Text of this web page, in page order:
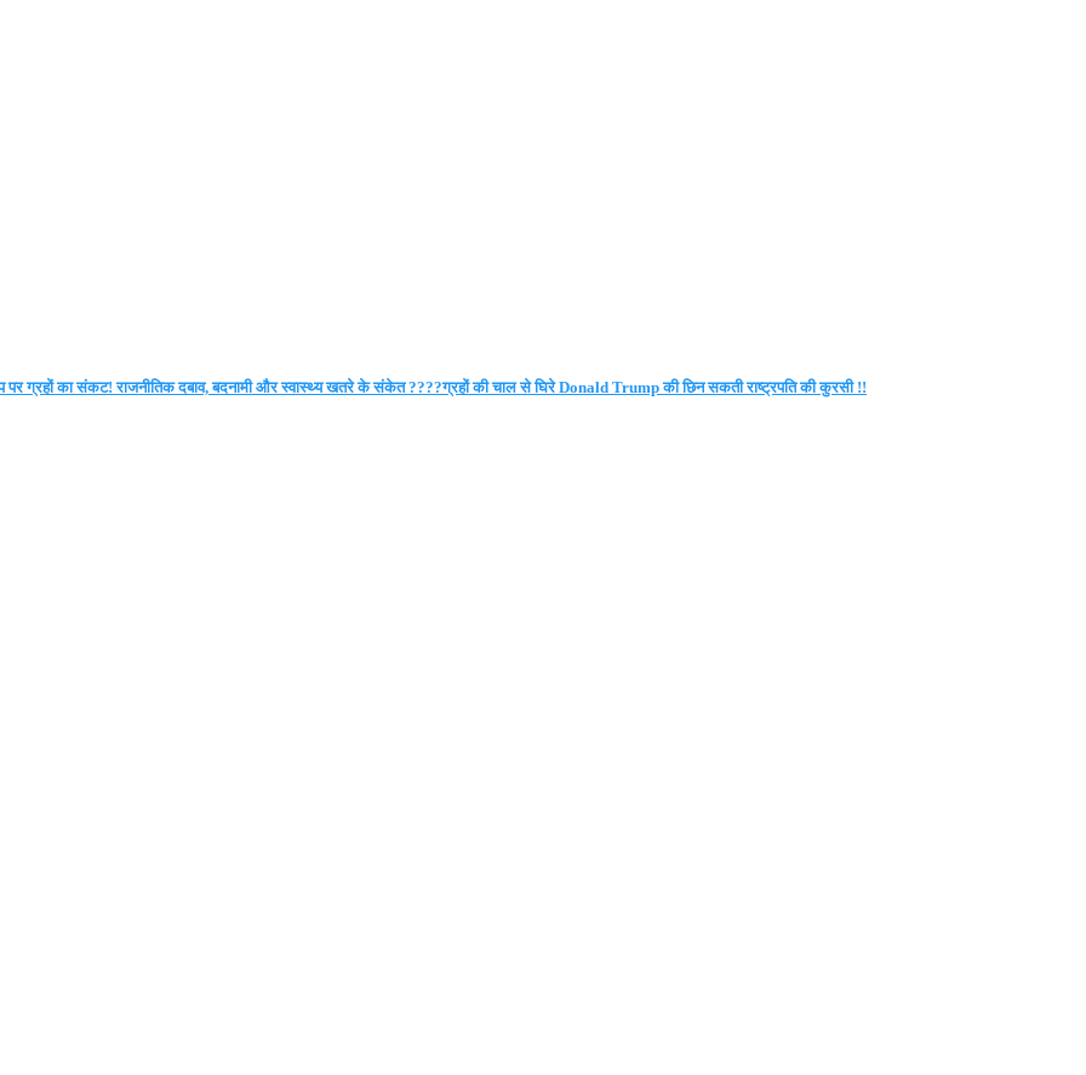
पर ग्रहों का संकट! राजनीतिक दबाव, बदनामी और स्वास्थ्य खतरे के संकेत ????ग्रहों की चाल से घिरे Donald Trump की छिन सकती राष्ट्रपति की कुरसी !!